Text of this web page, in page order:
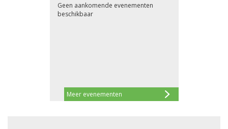
Meer evenementen
Geen aankomende evenementen
beschikbaar